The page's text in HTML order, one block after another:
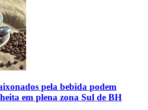
pela bebida podem
em plena zona Sul de BH